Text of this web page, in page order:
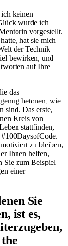
keinen
wurde ich
vorgestellt.
hat sie mich
der Technik
bewirken, und
auf Ihre
das
betonen, wie
sind. Das erste,
Kreis von
stattfinden,
zu bleiben,
Ihnen helfen,
Sie zum Beispiel
einer
Sie
ist es,